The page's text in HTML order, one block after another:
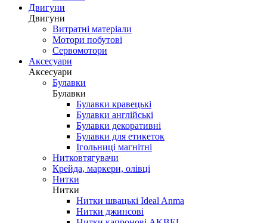
Двигуни
Двигуни
Витратні матеріали
Мотори побутові
Сервомотори
Аксесуари
Аксесуари
Булавки
Булавки
Булавки кравецькі
Булавки англійські
Булавки декоративні
Булавки для етикеток
Ігольниці магнітні
Нитковтягувачи
Крейда, маркери, олівці
Нитки
Нитки
Нитки швацькі Ideal Anma
Нитки джинсові